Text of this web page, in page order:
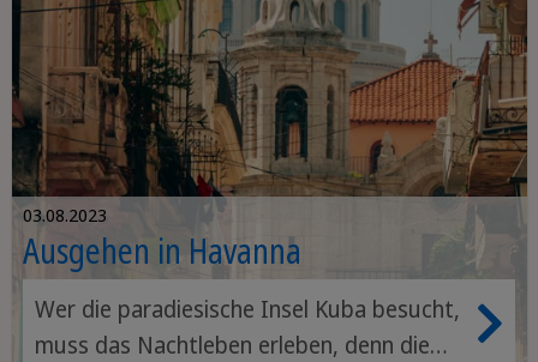
03.08.2023
Ausgehen in Havanna
Wer die paradiesische Insel Kuba besucht,
muss das Nachtleben erleben, denn die